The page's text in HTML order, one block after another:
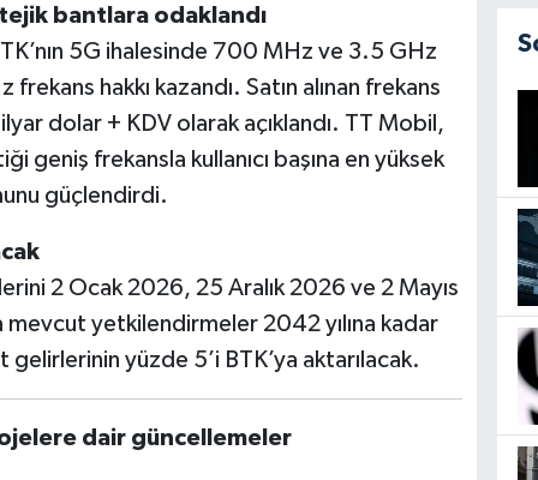
bantlara odaklandı
5G ihalesinde 700 MHz ve 3.5 GHz
hakkı kazandı. Satın alınan frekans
dolar + KDV olarak açıklandı. TT Mobil,
geniş frekansla kullanıcı başına en yüksek
güçlendirdi.
2 Ocak 2026, 25 Aralık 2026 ve 2 Mayıs
yetkilendirmeler 2042 yılına kadar
yüzde 5’i BTK’ya aktarılacak.
dair güncellemeler